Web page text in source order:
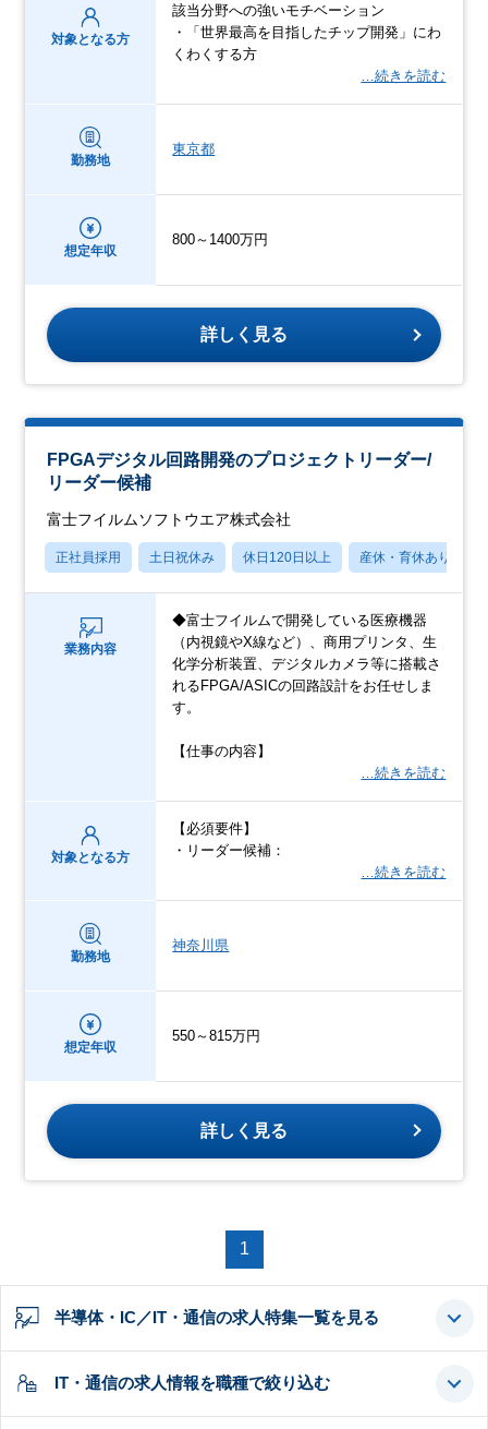
対象となる方
該当分野への強いモチベーション
・「世界最高を目指したチップ開発」にわ
くわくする方
…続きを読む
勤務地
東京都
想定年収
800～1400万円
詳しく見る
FPGAデジタル回路開発のプロジェクトリーダー/
リーダー候補
富士フイルムソフトウエア株式会社
正社員採用 土日祝休み 休日120日以上 産休・育休あり
業務内容
◆富士フイルムで開発している医療機器
（内視鏡やX線など）、商用プリンタ、生
化学分析装置、デジタルカメラ等に搭載さ
れるFPGA/ASICの回路設計をお任せしま
す。
【仕事の内容】
…続きを読む
対象となる方
【必須要件】
・リーダー候補：
…続きを読む
勤務地
神奈川県
想定年収
550～815万円
詳しく見る
1
半導体・IC／IT・通信の求人特集一覧を見る
IT・通信の求人情報を職種で絞り込む